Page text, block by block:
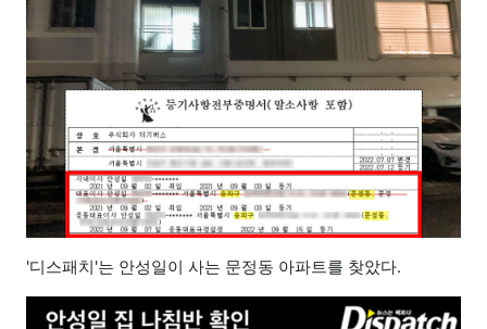
'디스패치'는 안성일이 사는 문정동 아파트를 찾았다.